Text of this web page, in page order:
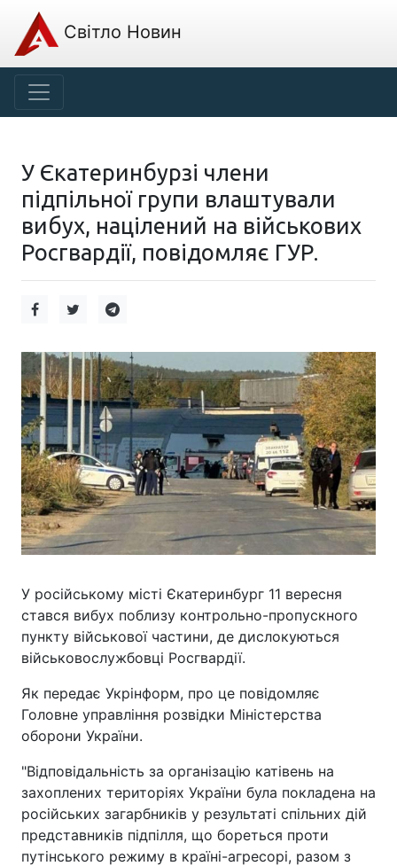
Світло Новин
У Єкатеринбурзі члени
підпільної групи влаштували
вибух, націлений на військових
Росгвардії, повідомляє ГУР.
У російському місті Єкатеринбург 11 вересня
стався вибух поблизу контрольно-пропускного
пункту військової частини, де дислокуються
військовослужбовці Росгвардії.
Як передає Укрінформ, про це повідомляє
Головне управління розвідки Міністерства
оборони України.
"Відповідальність за організацію катівень на
захоплених територіях України була покладена на
російських загарбників у результаті спільних дій
представників підпілля, що бореться проти
путінського режиму в країні-агресорі, разом з